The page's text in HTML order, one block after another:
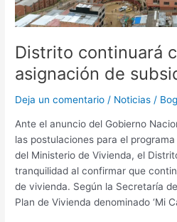
Distrito continuará
asignación de
Deja un comentario / Noticias /
Ante el anuncio del Gobierno
las postulaciones para el programa
del Ministerio de Vivienda, el
tranquilidad al confirmar que
de vivienda. Según la Secretaría
Plan de Vivienda denominado ‘Mi